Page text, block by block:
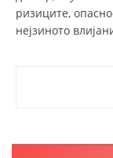
ризиците,
нејзиното